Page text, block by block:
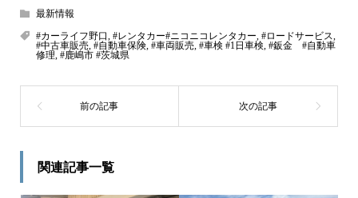
最新情報
#カーライフ野口, #レンタカー#ニコニコレンタカー, #ロードサービス,
#中古車販売, #自動車保険, #車両販売, #車検 #1日車検, #鈑金 #自動車
修理, #鹿嶋市 #茨城県
関連記事一覧